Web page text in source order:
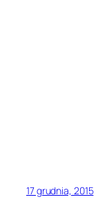
17 grudnia, 2015